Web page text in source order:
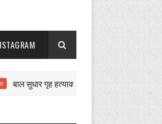
सुधार गृह हत्याकांड पर बवाल नगर